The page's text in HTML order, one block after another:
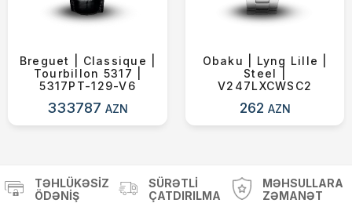
Breguet | Classique |
Tourbillon 5317 |
5317PT-129-V6
333787AZN
Obaku | Lyng Lille |
Steel |
V247LXCWSC2
262 AZN
TƏHLÜKƏSIZ
ÖDƏNIŞ
SÜRƏTLI
ÇATDIRILMA
MƏHSULLARA
ZƏMANƏT